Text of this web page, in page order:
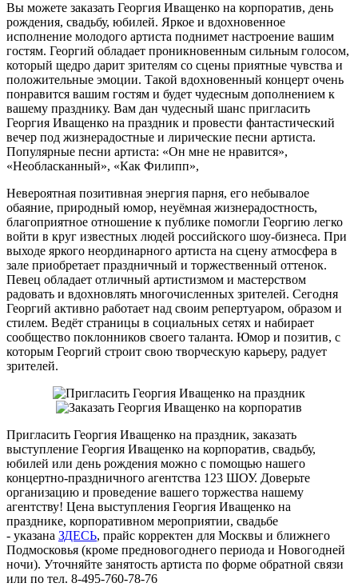
Вы можете заказать Георгия Иващенко на корпоратив, день
рождения, свадьбу, юбилей. Яркое и вдохновенное
исполнение молодого артиста поднимет настроение вашим
гостям. Георгий обладает проникновенным сильным голосом,
который щедро дарит зрителям со сцены приятные чувства и
положительные эмоции. Такой вдохновенный концерт очень
понравится вашим гостям и будет чудесным дополнением к
вашему празднику. Вам дан чудесный шанс пригласить
Георгия Иващенко на праздник и провести фантастический
вечер под жизнерадостные и лирические песни артиста.
Популярные песни артиста: «Он мне не нравится»,
«Необласканный», «Как Филипп»,
Невероятная позитивная энергия парня, его небывалое
обаяние, природный юмор, неуёмная жизнерадостность,
благоприятное отношение к публике помогли Георгию легко
войти в круг известных людей российского шоу-бизнеса. При
выходе яркого неординарного артиста на сцену атмосфера в
зале приобретает праздничный и торжественный оттенок.
Певец обладает отличный артистизмом и мастерством
радовать и вдохновлять многочисленных зрителей. Сегодня
Георгий активно работает над своим репертуаром, образом и
стилем. Ведёт страницы в социальных сетях и набирает
сообщество поклонников своего таланта. Юмор и позитив, с
которым Георгий строит свою творческую карьеру, радует
зрителей.
Пригласить Георгия Иващенко на праздник, заказать
выступление Георгия Иващенко на корпоратив, свадьбу,
юбилей или день рождения можно с помощью нашего
концертно-праздничного агентства 123 ШОУ. Доверьте
организацию и проведение вашего торжества нашему
агентству! Цена выступления Георгия Иващенко на
празднике, корпоративном мероприятии, свадьбе
- указана ЗДЕСЬ, прайс корректен для Москвы и ближнего
Подмосковья (кроме предновогоднего периода и Новогодней
ночи). Уточняйте занятость артиста по форме обратной связи
или по тел. 8-495-760-78-76